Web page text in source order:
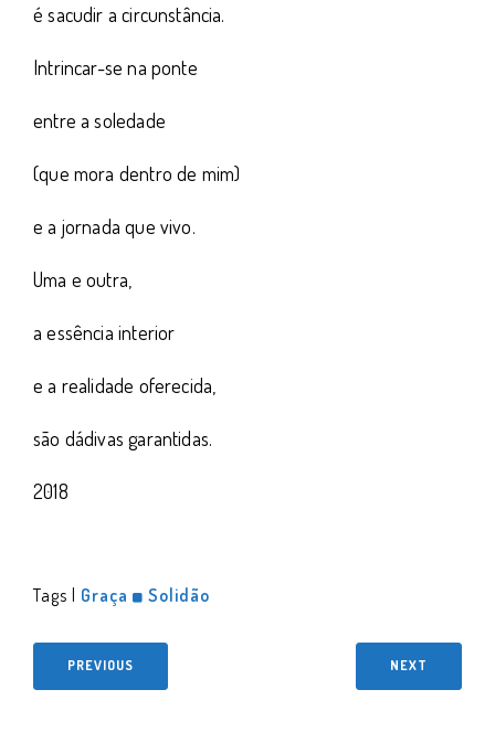
é sacudir a circunstância.
Intrincar-se na ponte
entre a soledade
(que mora dentro de mim)
e a jornada que vivo.
Uma e outra,
a essência interior
e a realidade oferecida,
são dádivas garantidas.
2018
Tags | Graça Solidão
PREVIOUS NEXT